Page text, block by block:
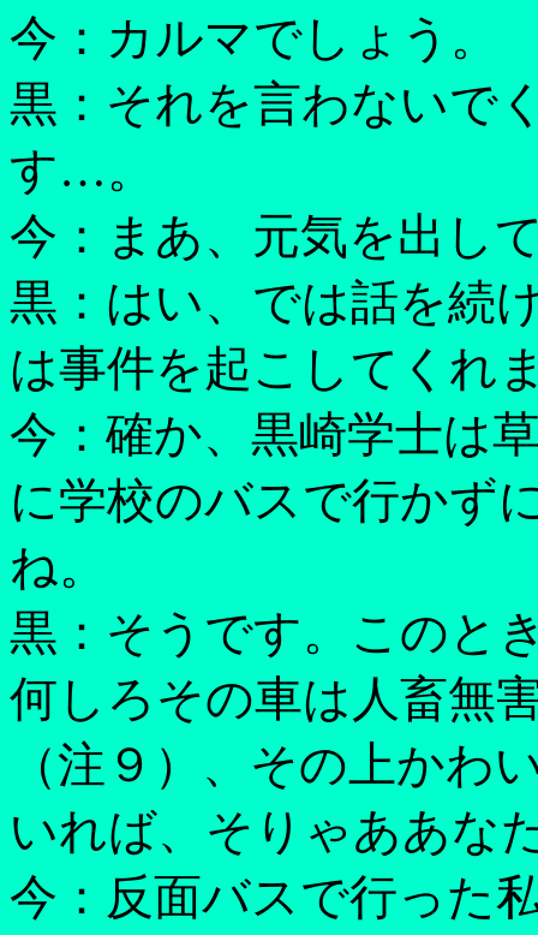
今：カルマでしょう。
黒：それを言わないで
す…。
今：まあ、元気を出し
黒：はい、では話を続
は事件を起こしてくれ
今：確か、黒崎学士は
に学校のバスで行かず
ね。
黒：そうです。このと
何しろその車は人畜無
（注９）、その上かわ
いれば、そりゃああな
今：反面バスで行った